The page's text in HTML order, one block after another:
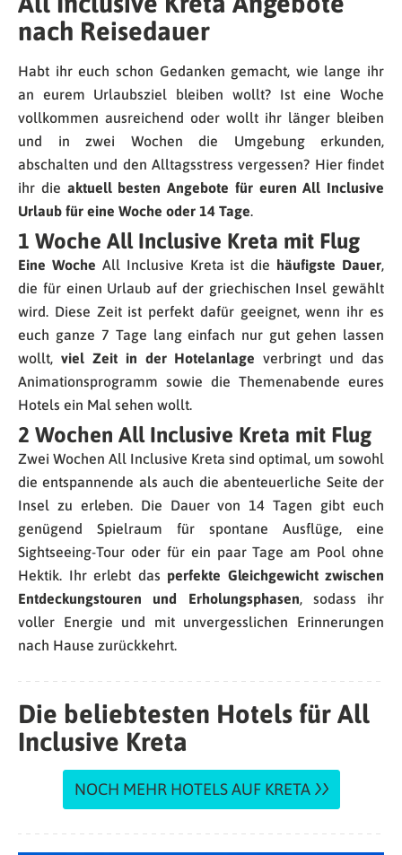
nach Reisedauer
Habt ihr euch schon Gedanken gemacht, wie lange ihr
an eurem Urlaubsziel bleiben wollt? Ist eine Woche
vollkommen ausreichend oder wollt ihr länger bleiben
und in zwei Wochen die Umgebung erkunden,
abschalten und den Alltagsstress vergessen? Hier findet
ihr die aktuell besten Angebote für euren All Inclusive
Urlaub für eine Woche oder 14 Tage.
1 Woche All Inclusive Kreta mit Flug
Eine Woche All Inclusive Kreta ist die häufigste Dauer,
die für einen Urlaub auf der griechischen Insel gewählt
wird. Diese Zeit ist perfekt dafür geeignet, wenn ihr es
euch ganze 7 Tage lang einfach nur gut gehen lassen
wollt, viel Zeit in der Hotelanlage verbringt und das
Animationsprogramm sowie die Themenabende eures
Hotels ein Mal sehen wollt.
2 Wochen All Inclusive Kreta mit Flug
Zwei Wochen All Inclusive Kreta sind optimal, um sowohl
die entspannende als auch die abenteuerliche Seite der
Insel zu erleben. Die Dauer von 14 Tagen gibt euch
genügend Spielraum für spontane Ausflüge, eine
Sightseeing-Tour oder für ein paar Tage am Pool ohne
Hektik. Ihr erlebt das perfekte Gleichgewicht zwischen
Entdeckungstouren und Erholungsphasen, sodass ihr
voller Energie und mit unvergesslichen Erinnerungen
nach Hause zurückkehrt.
Die beliebtesten Hotels für All
Inclusive Kreta
NOCH MEHR HOTELS AUF KRETA